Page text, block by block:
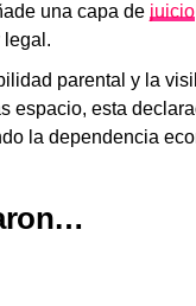
una capa de juicio
legal.
parental y la
espacio, esta
la dependencia